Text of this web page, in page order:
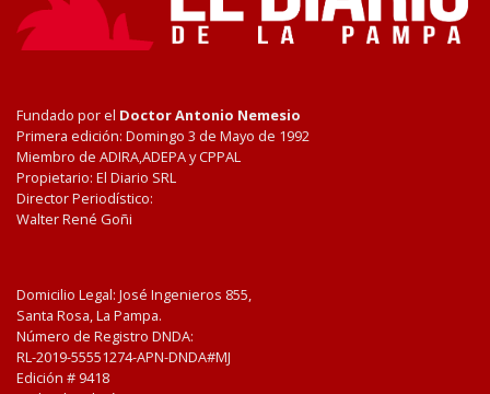
Fundado por el Doctor Antonio Nemesio
Primera edición: Domingo 3 de Mayo de 1992
Miembro de ADIRA,ADEPA y CPPAL
Propietario: El Diario SRL
Director Periodístico:
Walter René Goñi
Domicilio Legal: José Ingenieros 855,
Santa Rosa, La Pampa.
Número de Registro DNDA:
RL-2019-55551274-APN-DNDA#MJ
Edición # 9418